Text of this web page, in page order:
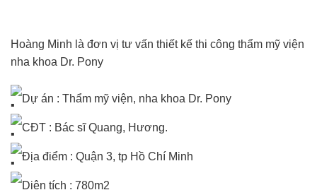
Hoàng Minh là đơn vị tư vấn thiết kế thi công thẩm mỹ viện
nha khoa Dr. Pony
Dự án : Thẩm mỹ viện, nha khoa Dr. Pony
CĐT : Bác sĩ Quang, Hương.
Địa điểm : Quận 3, tp Hồ Chí Minh
Diện tích : 780m2